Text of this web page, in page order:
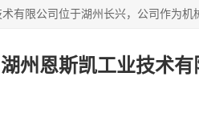
湖州恩斯凯工业技术有